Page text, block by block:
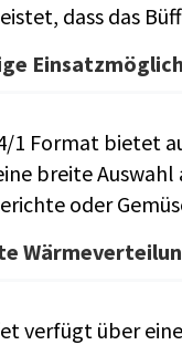
dass das
1 Format bietet
breite
oder
verfügt über